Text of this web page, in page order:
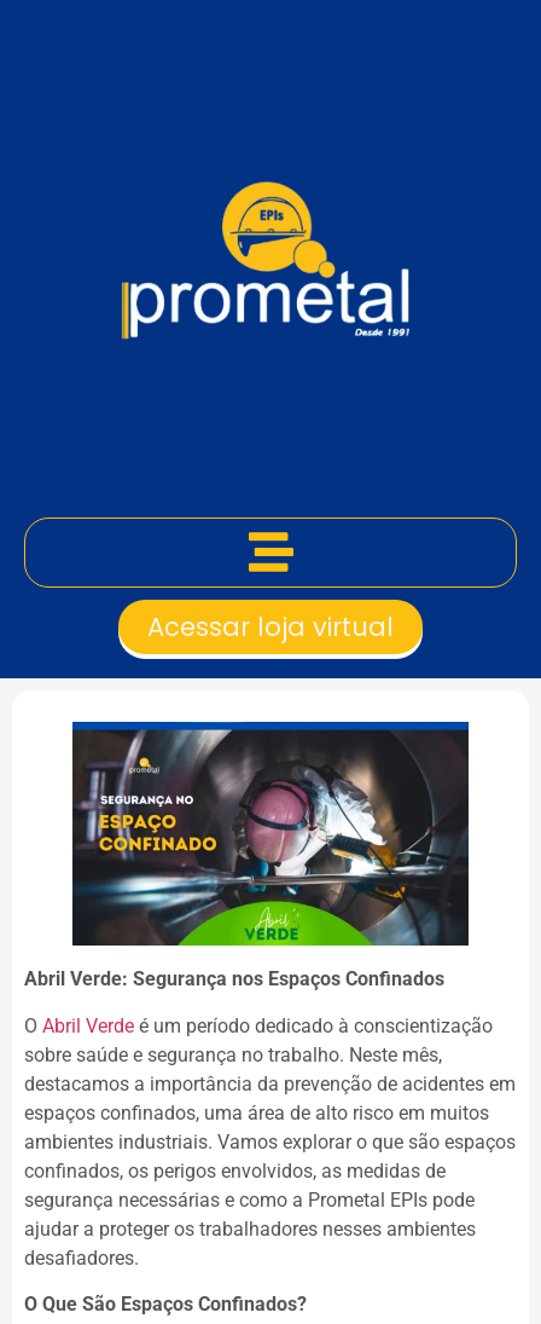
Acessar loja virtual
Abril Verde: Segurança nos Espaços Confinados
O Abril Verde é um período dedicado à conscientização
sobre saúde e segurança no trabalho. Neste mês,
destacamos a importância da prevenção de acidentes em
espaços confinados, uma área de alto risco em muitos
ambientes industriais. Vamos explorar o que são espaços
confinados, os perigos envolvidos, as medidas de
segurança necessárias e como a Prometal EPIs pode
ajudar a proteger os trabalhadores nesses ambientes
desafiadores.
O Que São Espaços Confinados?